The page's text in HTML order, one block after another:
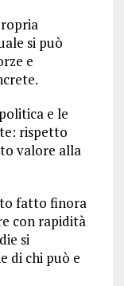
si può
e
e le
rispetto
valore alla
fatto finora
con rapidità
si
di chi può e